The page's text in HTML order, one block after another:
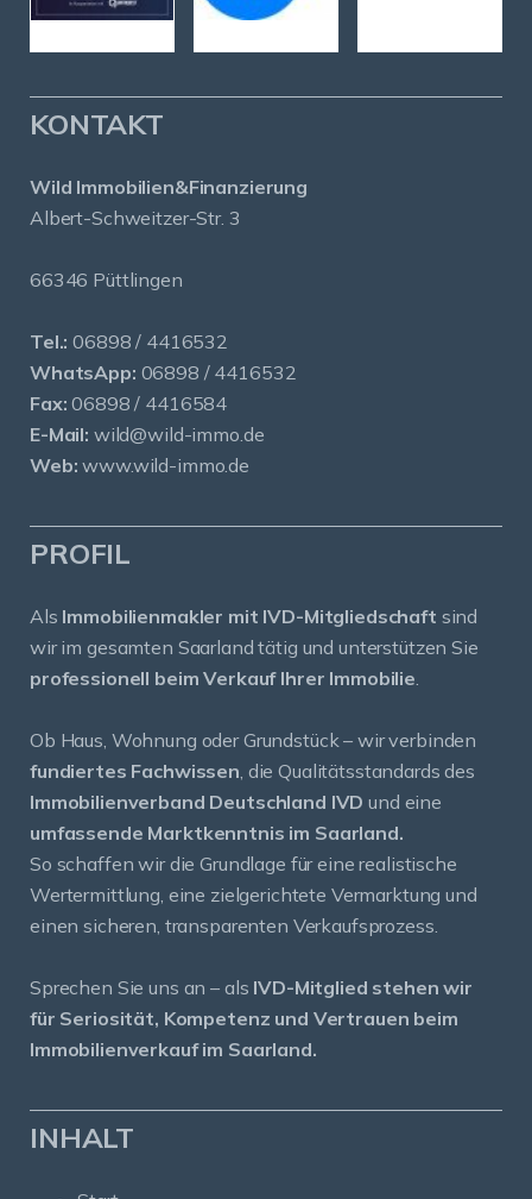
KONTAKT
Wild Immobilien&Finanzierung
Albert-Schweitzer-Str. 3
66346 Püttlingen
Tel.: 06898 / 4416532
WhatsApp: 06898 / 4416532
Fax: 06898 / 4416584
E-Mail: wild@wild-immo.de
Web: www.wild-immo.de
PROFIL
Als Immobilienmakler mit IVD-Mitgliedschaft sind
wir im gesamten Saarland tätig und unterstützen Sie
professionell beim Verkauf Ihrer Immobilie
Ob Haus, Wohnung oder Grundstück – wir verbinden
fundiertes Fachwissen , die Qualitätsstandards des
Immobilienverband Deutschland IVD und eine
umfassende Marktkenntnis im Saarland.
So schaffen wir die Grundlage für eine realistische
Wertermittlung, eine zielgerichtete Vermarktung und
einen sicheren, transparenten Verkaufsprozess.
Sprechen Sie uns an – als IVD-Mitglied stehen wir
für Seriosität, Kompetenz und Vertrauen beim
Immobilienverkauf im Saarland.
INHALT